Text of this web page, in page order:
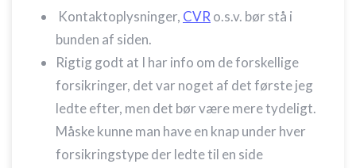
Kontaktoplysninger, CVR o.s.v. bør stå i
bunden af siden.
Rigtig godt at I har info om de forskellige
forsikringer, det var noget af det første jeg
ledte efter, men det bør være mere tydeligt.
Måske kunne man have en knap under hver
forsikringstype der ledte til en side